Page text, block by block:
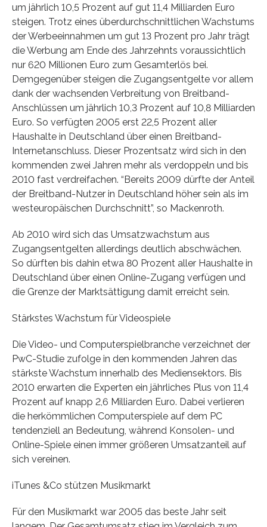
um jährlich 10,5 Prozent auf gut 11,4 Milliarden Euro
steigen. Trotz eines überdurchschnittlichen Wachstums
der Werbeeinnahmen um gut 13 Prozent pro Jahr trägt
die Werbung am Ende des Jahrzehnts voraussichtlich
nur 620 Millionen Euro zum Gesamterlös bei.
Demgegenüber steigen die Zugangsentgelte vor allem
dank der wachsenden Verbreitung von Breitband-
Anschlüssen um jährlich 10,3 Prozent auf 10,8 Milliarden
Euro. So verfügten 2005 erst 22,5 Prozent aller
Haushalte in Deutschland über einen Breitband-
Internetanschluss. Dieser Prozentsatz wird sich in den
kommenden zwei Jahren mehr als verdoppeln und bis
2010 fast verdreifachen. “Bereits 2009 dürfte der Anteil
der Breitband-Nutzer in Deutschland höher sein als im
westeuropäischen Durchschnitt”, so Mackenroth.
Ab 2010 wird sich das Umsatzwachstum aus
Zugangsentgelten allerdings deutlich abschwächen.
So dürften bis dahin etwa 80 Prozent aller Haushalte in
Deutschland über einen Online-Zugang verfügen und
die Grenze der Marktsättigung damit erreicht sein.
Stärkstes Wachstum für Videospiele
Die Video- und Computerspielbranche verzeichnet der
PwC-Studie zufolge in den kommenden Jahren das
stärkste Wachstum innerhalb des Mediensektors. Bis
2010 erwarten die Experten ein jährliches Plus von 11,4
Prozent auf knapp 2,6 Milliarden Euro. Dabei verlieren
die herkömmlichen Computerspiele auf dem PC
tendenziell an Bedeutung, während Konsolen- und
Online-Spiele einen immer größeren Umsatzanteil auf
sich vereinen.
iTunes &Co stützen Musikmarkt
Für den Musikmarkt war 2005 das beste Jahr seit